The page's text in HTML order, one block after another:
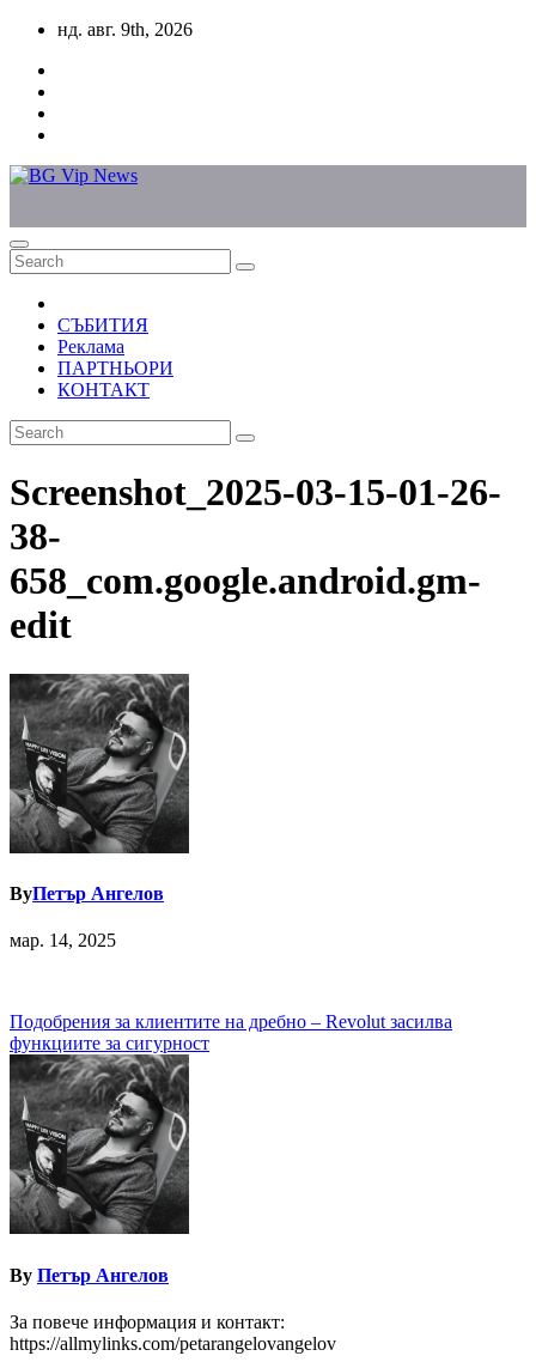
Skip
content
нд. авг. 9th, 2026
СЪБИТИЯ
Реклама
ПАРТНЬОРИ
КОНТАКТ
Screenshot_2025-03-15-01-26-
38-
658_com.google.android.gm-
edit
ByПетър Ангелов
мар. 14, 2025
Навигация
Подобрения за клиентите на дребно – Revolut засилва
функциите за сигурност
By Петър Ангелов
За повече информация и контакт:
https://allmylinks.com/petarangelovangelov